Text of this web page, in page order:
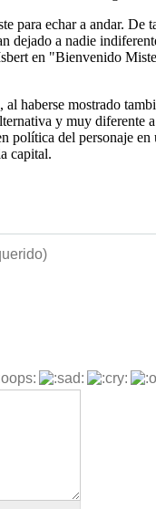
para echar a andar.
dejado a nadie
en "Bienvenido
haberse mostrado
y muy diferente
política del personaje
capital.